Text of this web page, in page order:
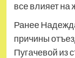
все влияет на
Ранее
причины
Пугачевой из